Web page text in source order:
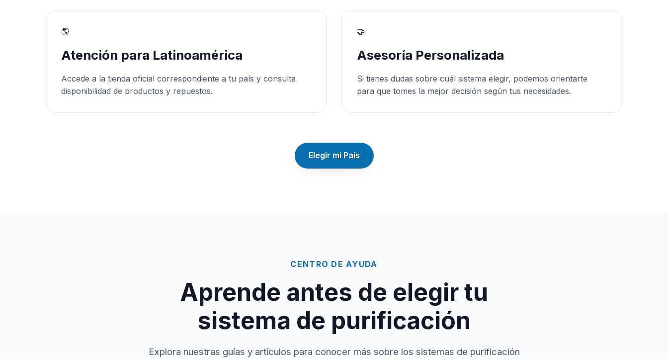
🌎
Atención para Latinoamérica
Accede a la tienda oficial correspondiente a tu país y consulta
disponibilidad de productos y repuestos.
🤝
Asesoría Personalizada
Si tienes dudas sobre cuál sistema elegir, podemos orientarte
para que tomes la mejor decisión según tus necesidades.
Elegir mi País
CENTRO DE AYUDA
Aprende antes de elegir tu
sistema de purificación
Explora nuestras guías y artículos para conocer más sobre los sistemas de purificación